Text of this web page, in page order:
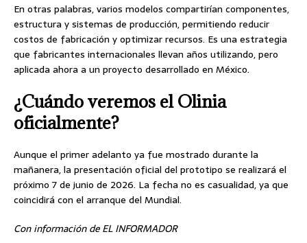
En otras palabras, varios modelos compartirían componentes,
estructura y sistemas de producción, permitiendo reducir
costos de fabricación y optimizar recursos. Es una estrategia
que fabricantes internacionales llevan años utilizando, pero
aplicada ahora a un proyecto desarrollado en México.
¿Cuándo veremos el Olinia
oficialmente?
Aunque el primer adelanto ya fue mostrado durante la
mañanera, la presentación oficial del prototipo se realizará el
próximo 7 de junio de 2026. La fecha no es casualidad, ya que
coincidirá con el arranque del Mundial.
Con información de EL INFORMADOR